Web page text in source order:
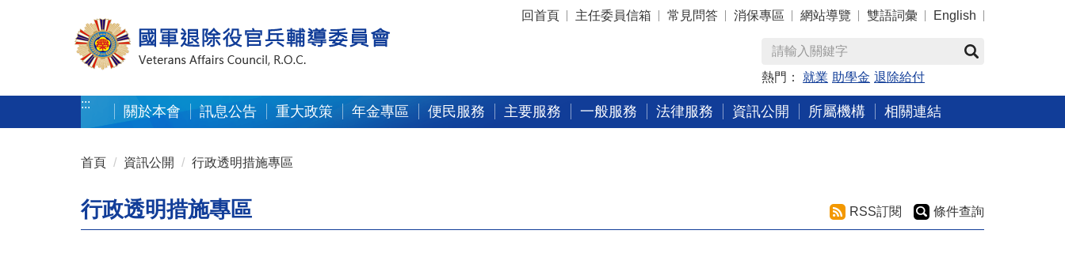
:::
回首頁 主任委員信箱 常見問答 消保專區 網站導覽 雙語詞彙 English
熱門： 就業 助學金 退除給付
:::
關於本會 訊息公告 重大政策 年金專區 便民服務 主要服務 一般服務 法律服務 資訊公開 所屬機構 相關連結
首頁 資訊公開 行政透明措施專區
行政透明措施專區 RSS訂閱 條件查詢